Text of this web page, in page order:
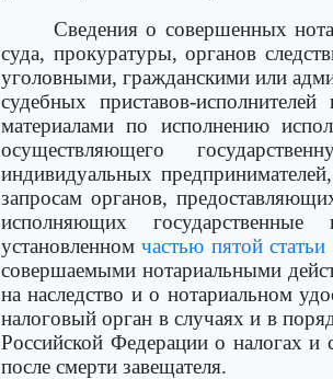
Сведения о совершенных
суда, прокуратуры, органов
уголовными, гражданскими или
судебных приставов-
материалами по исполнению
осуществляющего
индивидуальных
запросам органов,
исполняющих
установленномчастью пятой
совершаемыми нотариальными
на наследство и о нотариальном
налоговый орган в случаях и в
Российской Федерации о налогах
после смерти завещателя.